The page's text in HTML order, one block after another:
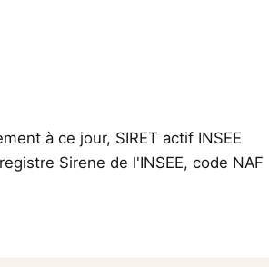
à ce jour, SIRET actif INSEE
Sirene de l'INSEE, code NAF